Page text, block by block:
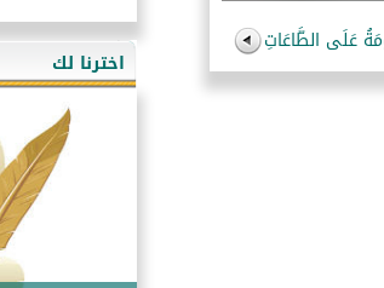
عَلَى الطَّاعَاتِ
هذه سبيلنا
أُسُـسُ بَـيْـتِ
التَّعْلِيمُ القُرْآنِي
كلمة إلى
اخترنا لك